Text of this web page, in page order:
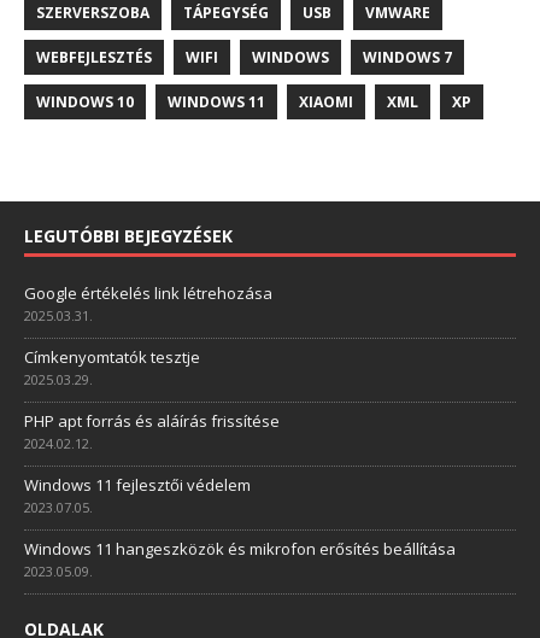
SZERVERSZOBA TÁPEGYSÉG USB VMWARE
WEBFEJLESZTÉS WIFI WINDOWS WINDOWS 7
WINDOWS 10 WINDOWS 11 XIAOMI XML XP
LEGUTÓBBI BEJEGYZÉSEK
Google értékelés link létrehozása
2025.03.31.
Címkenyomtatók tesztje
2025.03.29.
PHP apt forrás és aláírás frissítése
2024.02.12.
Windows 11 fejlesztői védelem
2023.07.05.
Windows 11 hangeszközök és mikrofon erősítés beállítása
2023.05.09.
OLDALAK